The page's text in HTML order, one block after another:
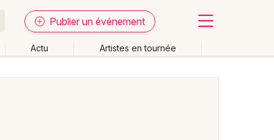
Publier un événement
Actu Artistes en tournée